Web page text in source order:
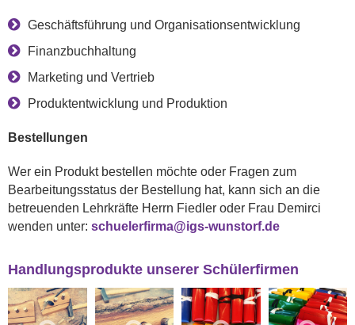
Geschäftsführung und Organisationsentwicklung
Finanzbuchhaltung
Marketing und Vertrieb
Produktentwicklung und Produktion
Bestellungen
Wer ein Produkt bestellen möchte oder Fragen zum
Bearbeitungsstatus der Bestellung hat, kann sich an die
betreuenden Lehrkräfte Herrn Fiedler oder Frau Demirci
wenden unter: schuelerfirma@igs-wunstorf.de
Handlungsprodukte unserer Schülerfirmen